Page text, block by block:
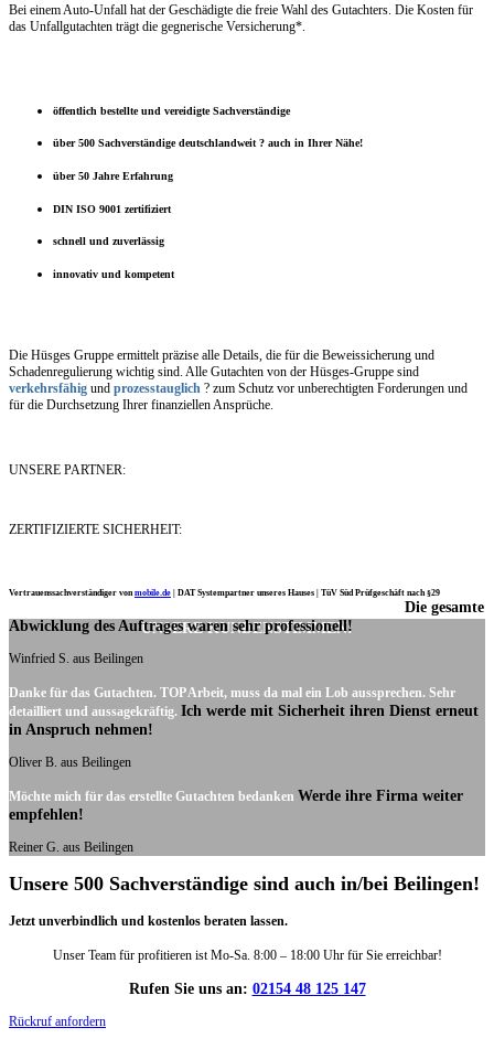
Bei einem Auto-Unfall hat der Geschädigte die freie Wahl des Gutachters. Die Kosten für
das Unfallgutachten trägt die gegnerische Versicherung*.
öffentlich bestellte und vereidigte Sachverständige
über 500 Sachverständige deutschlandweit ? auch in Ihrer Nähe!
über 50 Jahre Erfahrung
DIN ISO 9001 zertifiziert
schnell und zuverlässig
innovativ und kompetent
Die Hüsges Gruppe ermittelt präzise alle Details, die für die Beweissicherung und
Schadenregulierung wichtig sind. Alle Gutachten von der Hüsges-Gruppe sind
verkehrsfähig und prozesstauglich ? zum Schutz vor unberechtigten Forderungen und
für die Durchsetzung Ihrer finanziellen Ansprüche.
UNSERE PARTNER:
ZERTIFIZIERTE SICHERHEIT:
Vertrauenssachverständiger vonmobile.de DAT Systempartner unseres Hauses | TüV Süd Prüfgeschäft nach §29
UNSERE KUNDENSTIMMEN:
Die gesamte
Abwicklung des Auftrages waren sehr professionell!
Winfried S. aus Beilingen
Danke für das Gutachten. TOP Arbeit, muss da mal ein Lob aussprechen. Sehr
detailliert und aussagekräftig. Ich werde mit Sicherheit ihren Dienst erneut
in Anspruch nehmen!
Oliver B. aus Beilingen
Möchte mich für das erstellte Gutachten bedanken Werde ihre Firma weiter
empfehlen!
Reiner G. aus Beilingen
Unsere 500 Sachverständige sind auch in/bei Beilingen!
Jetzt unverbindlich und kostenlos beraten lassen.
Unser Team für profitieren ist Mo-Sa. 8:00 – 18:00 Uhr für Sie erreichbar!
Rufen Sie uns an: 02154 48 125 147
Rückruf anfordern